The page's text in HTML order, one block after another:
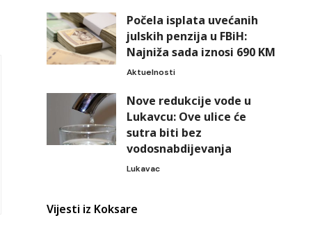
Počela isplata uvećanih
julskih penzija u FBiH:
Najniža sada iznosi 690 KM
Aktuelnosti
Nove redukcije vode u
Lukavcu: Ove ulice će
sutra biti bez
vodosnabdijevanja
Lukavac
Vijesti iz Koksare